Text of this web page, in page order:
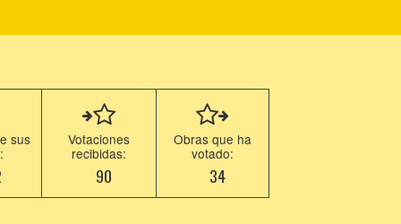
sus
Votaciones
recibidas:
90
Obras que ha
votado:
34